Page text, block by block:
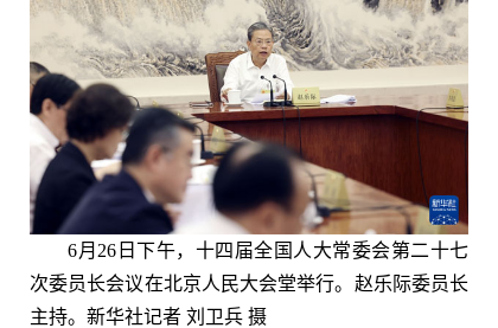
6月26日下午，十四届全国人大常委会第二十七
次委员长会议在北京人民大会堂举行。赵乐际委员长
主持。新华社记者 刘卫兵 摄